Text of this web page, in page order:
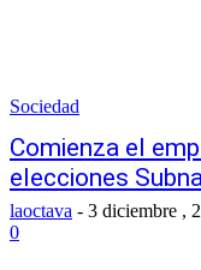
Sociedad
Comienza el
elecciones
laoctava - 3 diciembre ,
0